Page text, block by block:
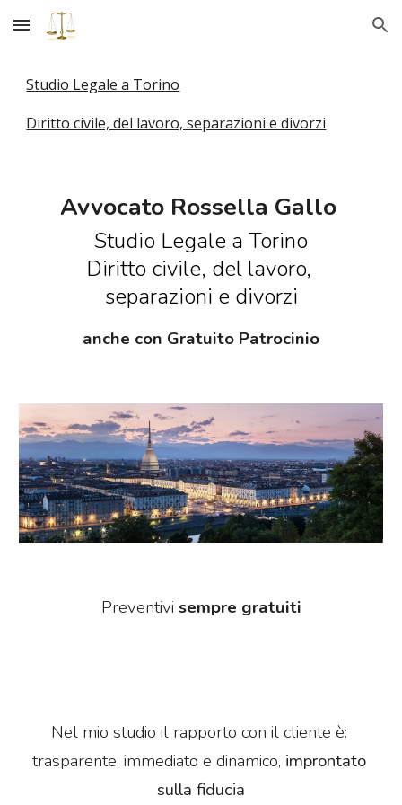
Skip to main content Skip to navigation
Studio Legale a Torino
Diritto civile, del lavoro, separazioni e divorzi
Avvocato Rossella Gallo
Studio Legale a Torino
Diritto civile, del lavoro,
separazioni e divorzi
anche con Gratuito Patrocinio
Preventivi sempre gratuiti
Nel mio studio il rapporto con il cliente è:
trasparente, immediato e dinamico, improntato
sulla fiducia